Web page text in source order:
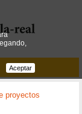
proyectos
Aceptar